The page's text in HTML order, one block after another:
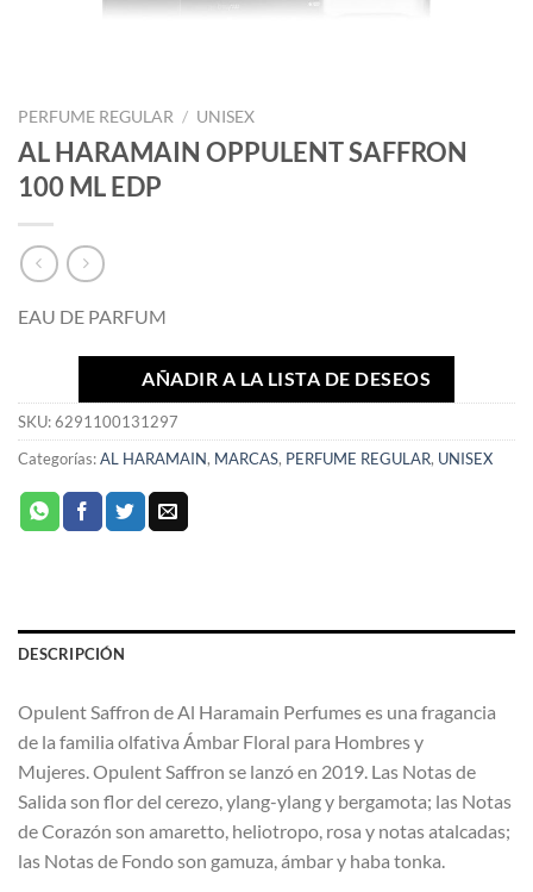
PERFUME REGULAR / UNISEX
AL HARAMAIN OPPULENT SAFFRON
100 ML EDP
EAU DE PARFUM
AÑADIR A LA LISTA DE DESEOS
SKU:6291100131297
Categorías:AL HARAMAIN, MARCAS, PERFUME REGULAR, UNISEX
DESCRIPCIÓN
Opulent Saffron de Al Haramain Perfumes es una fragancia
de la familia olfativa Ámbar Floral para Hombres y
Mujeres. Opulent Saffron se lanzó en 2019. Las Notas de
Salida son flor del cerezo, ylang-ylang y bergamota; las Notas
de Corazón son amaretto, heliotropo, rosa y notas atalcadas;
las Notas de Fondo son gamuza, ámbar y haba tonka.